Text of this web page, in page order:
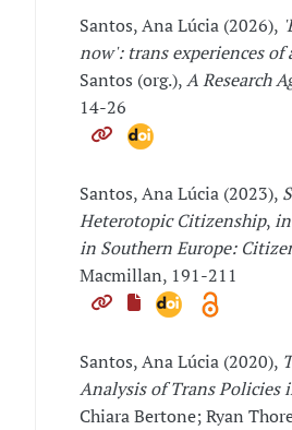
Santos, Ana Lúcia (2026),
now': trans experiences
Santos (org.),A Research
14-26
Santos, Ana Lúcia (2023),
Heterotopic Citizenship,in
in Southern Europe:
Macmillan, 191-211
Santos, Ana Lúcia (2020),
Analysis of Trans Policies
Chiara Bertone; Ryan